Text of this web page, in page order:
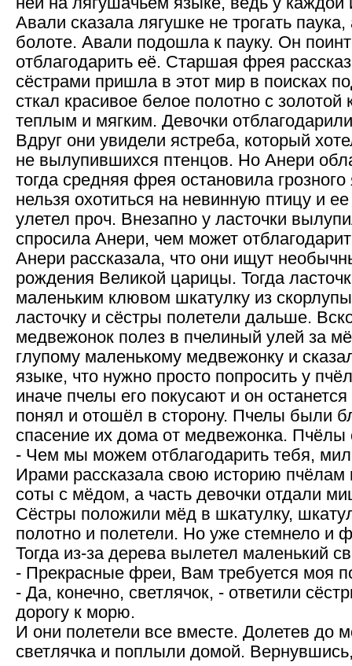
Авали сказала лягушке не трогать
болоте. Авали подошла к пауку. Он
отблагодарить её. Старшая фрея
сёстрами пришла в этот мир в поисках
сткал красивое белое полотно с
теплым и мягким. Девочки
Вдруг они увидели ястреба, который
не вылупившихся птенцов. Но Анери
тогда средняя фрея остановила
нельзя охотиться на невинную птицу и
улетел проч. Внезапно у ласточки
спросила Анери, чем может
Анери рассказала, что они ищут
рождения Великой царицы. Тогда
маленьким клювом шкатулку из
ласточку и сёстры полетели дальше.
медвежонок полез в пчелиный улей за
глупому маленькому медвежонку и
языке, что нужно просто попросить у
иначе пчелы его покусают и он
понял и отошёл в сторону. Пчелы были
спасение их дома от медвежонка.
- Чем мы можем отблагодарить тебя,
Ирами рассказала свою историю пчёлам
соты с мёдом, а часть девочки отдали
Сёстры положили мёд в шкатулку,
полотно и полетели. Но уже стемнело и
Тогда из-за дерева вылетел маленький
- Прекрасные фреи, Вам требуется моя
- Да, конечно, светлячок, - ответили
дорогу к морю.
И они полетели все вместе. Долетев до
светлячка и поплыли домой.